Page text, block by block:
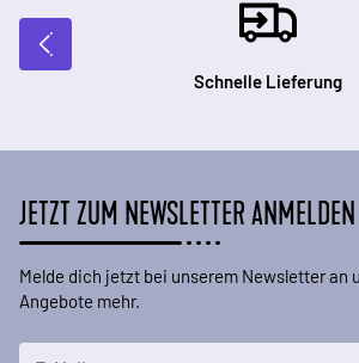
Schnelle Lieferung
JETZT ZUM NEWSLETTER ANMELDEN
Melde dich jetzt bei unserem Newsletter an
Angebote mehr.